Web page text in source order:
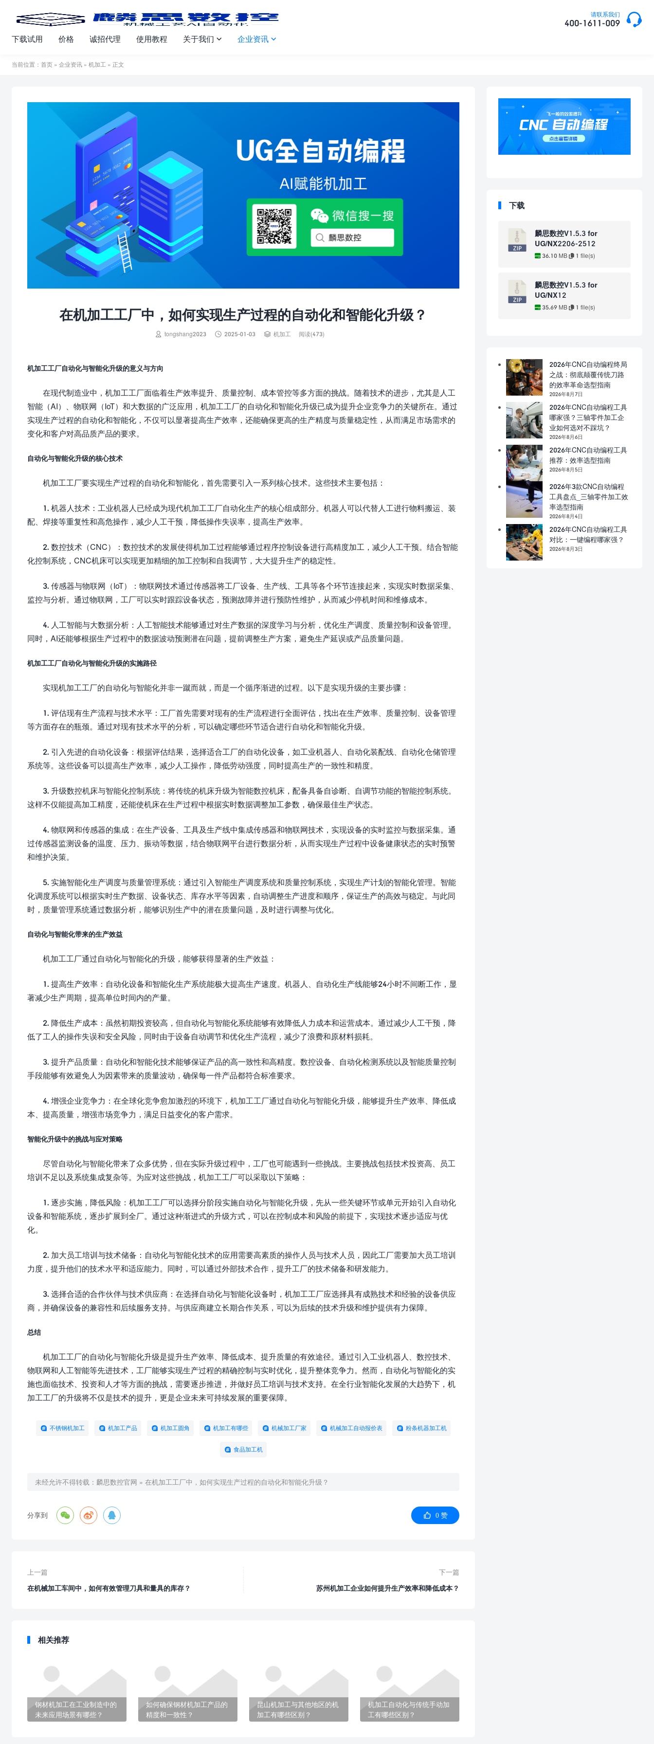
请联系我们
400-1611-009 
下载试用 价格 诚招代理 使用教程 关于我们  企业资讯 
当前位置： 首页 » 企业资讯 » 机加工 » 正文
在机加工工厂中，如何实现生产过程的自动化和智能化升级？
 tongshang2023  2025-01-03  机加工 阅读(473)
机加工工厂自动化与智能化升级的意义与方向
在现代制造业中，机加工工厂面临着生产效率提升、质量控制、成本管控等多方面的挑战。随着技术的进步，尤其是人工
智能（AI）、物联网（IoT）和大数据的广泛应用，机加工工厂的自动化和智能化升级已成为提升企业竞争力的关键所在。通过
实现生产过程的自动化和智能化，不仅可以显著提高生产效率，还能确保更高的生产精度与质量稳定性，从而满足市场需求的
变化和客户对高品质产品的要求。
自动化与智能化升级的核心技术
机加工工厂要实现生产过程的自动化和智能化，首先需要引入一系列核心技术。这些技术主要包括：
1. 机器人技术：工业机器人已经成为现代机加工工厂自动化生产的核心组成部分。机器人可以代替人工进行物料搬运、装
配、焊接等重复性和高危操作，减少人工干预，降低操作失误率，提高生产效率。
2. 数控技术（CNC）：数控技术的发展使得机加工过程能够通过程序控制设备进行高精度加工，减少人工干预。结合智能
化控制系统，CNC机床可以实现更加精细的加工控制和自我调节，大大提升生产的稳定性。
3. 传感器与物联网（IoT）：物联网技术通过传感器将工厂设备、生产线、工具等各个环节连接起来，实现实时数据采集、
监控与分析。通过物联网，工厂可以实时跟踪设备状态，预测故障并进行预防性维护，从而减少停机时间和维修成本。
4. 人工智能与大数据分析：人工智能技术能够通过对生产数据的深度学习与分析，优化生产调度、质量控制和设备管理。
同时，AI还能够根据生产过程中的数据波动预测潜在问题，提前调整生产方案，避免生产延误或产品质量问题。
机加工工厂自动化与智能化升级的实施路径
实现机加工工厂的自动化与智能化并非一蹴而就，而是一个循序渐进的过程。以下是实现升级的主要步骤：
1. 评估现有生产流程与技术水平：工厂首先需要对现有的生产流程进行全面评估，找出在生产效率、质量控制、设备管理
等方面存在的瓶颈。通过对现有技术水平的分析，可以确定哪些环节适合进行自动化和智能化升级。
2. 引入先进的自动化设备：根据评估结果，选择适合工厂的自动化设备，如工业机器人、自动化装配线、自动化仓储管理
系统等。这些设备可以提高生产效率，减少人工操作，降低劳动强度，同时提高生产的一致性和精度。
3. 升级数控机床与智能化控制系统：将传统的机床升级为智能数控机床，配备具备自诊断、自调节功能的智能控制系统。
这样不仅能提高加工精度，还能使机床在生产过程中根据实时数据调整加工参数，确保最佳生产状态。
4. 物联网和传感器的集成：在生产设备、工具及生产线中集成传感器和物联网技术，实现设备的实时监控与数据采集。通
过传感器监测设备的温度、压力、振动等数据，结合物联网平台进行数据分析，从而实现生产过程中设备健康状态的实时预警
和维护决策。
5. 实施智能化生产调度与质量管理系统：通过引入智能生产调度系统和质量控制系统，实现生产计划的智能化管理。智能
化调度系统可以根据实时生产数据、设备状态、库存水平等因素，自动调整生产进度和顺序，保证生产的高效与稳定。与此同
时，质量管理系统通过数据分析，能够识别生产中的潜在质量问题，及时进行调整与优化。
自动化与智能化带来的生产效益
机加工工厂通过自动化与智能化的升级，能够获得显著的生产效益：
1. 提高生产效率：自动化设备和智能化生产系统能极大提高生产速度。机器人、自动化生产线能够24小时不间断工作，显
著减少生产周期，提高单位时间内的产量。
2. 降低生产成本：虽然初期投资较高，但自动化与智能化系统能够有效降低人力成本和运营成本。通过减少人工干预，降
低了工人的操作失误和安全风险，同时由于设备自动调节和优化生产流程，减少了浪费和原材料损耗。
3. 提升产品质量：自动化和智能化技术能够保证产品的高一致性和高精度。数控设备、自动化检测系统以及智能质量控制
手段能够有效避免人为因素带来的质量波动，确保每一件产品都符合标准要求。
4. 增强企业竞争力：在全球化竞争愈加激烈的环境下，机加工工厂通过自动化与智能化升级，能够提升生产效率、降低成
本、提高质量，增强市场竞争力，满足日益变化的客户需求。
智能化升级中的挑战与应对策略
尽管自动化与智能化带来了众多优势，但在实际升级过程中，工厂也可能遇到一些挑战。主要挑战包括技术投资高、员工
培训不足以及系统集成复杂等。为应对这些挑战，机加工工厂可以采取以下策略：
1. 逐步实施，降低风险：机加工工厂可以选择分阶段实施自动化与智能化升级，先从一些关键环节或单元开始引入自动化
设备和智能系统，逐步扩展到全厂。通过这种渐进式的升级方式，可以在控制成本和风险的前提下，实现技术逐步适应与优
化。
2. 加大员工培训与技术储备：自动化与智能化技术的应用需要高素质的操作人员与技术人员，因此工厂需要加大员工培训
力度，提升他们的技术水平和适应能力。同时，可以通过外部技术合作，提升工厂的技术储备和研发能力。
3. 选择合适的合作伙伴与技术供应商：在选择自动化与智能化设备时，机加工工厂应选择具有成熟技术和经验的设备供应
商，并确保设备的兼容性和后续服务支持。与供应商建立长期合作关系，可以为后续的技术升级和维护提供有力保障。
总结
机加工工厂的自动化与智能化升级是提升生产效率、降低成本、提升质量的有效途径。通过引入工业机器人、数控技术、
物联网和人工智能等先进技术，工厂能够实现生产过程的精确控制与实时优化，提升整体竞争力。然而，自动化与智能化的实
施也面临技术、投资和人才等方面的挑战，需要逐步推进，并做好员工培训与技术支持。在全行业智能化发展的大趋势下，机
加工工厂的升级将不仅是技术的提升，更是企业未来可持续发展的重要保障。
不锈钢机加工 机加工产品 机加工圆角 机加工有哪些 机械加工厂家 机械加工自动报价表 粉条机器加工机
食品加工机
未经允许不得转载： 麟思数控官网 » 在机加工工厂中，如何实现生产过程的自动化和智能化升级？
分享到     0 赞
上一篇
在机械加工车间中，如何有效管理刀具和量具的库存？
下一篇
苏州机加工企业如何提升生产效率和降低成本？
相关推荐
钢材机加工在工业制造中的
未来应用场景有哪些？
如何确保钢材机加工产品的
精度和一致性？
昆山机加工与其他地区的机
加工有哪些区别？
机加工自动化与传统手动加
工有哪些区别？
下载
麟思数控V1.5.3 for
UG/NX2206-2512
36.10 MB 1 file(s)
麟思数控V1.5.3 for
UG/NX12
35.69 MB 1 file(s)
2026年CNC自动编程终局
之战：彻底颠覆传统刀路
的效率革命选型指南
2026年8月7日
2026年CNC自动编程工具
哪家强？三轴零件加工企
业如何选对不踩坑？
2026年8月6日
2026年CNC自动编程工具
推荐：效率选型指南
2026年8月5日
2026年3款CNC自动编程
工具盘点_三轴零件加工效
率选型指南
2026年8月4日
2026年CNC自动编程工具
对比：一键编程哪家强？
2026年8月3日